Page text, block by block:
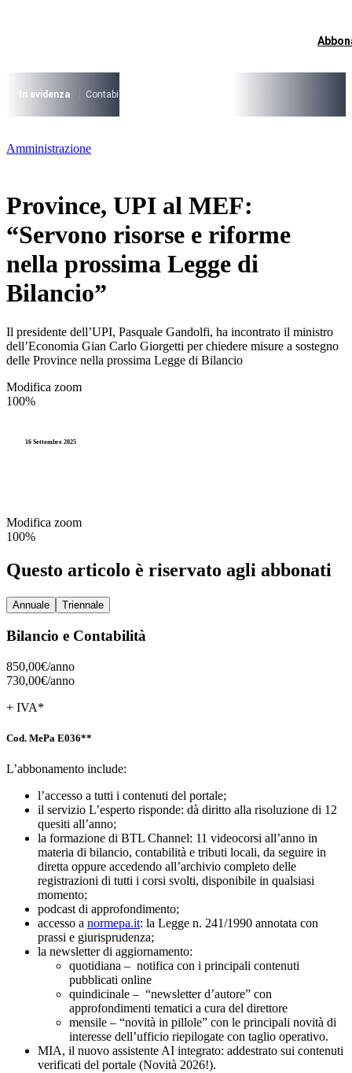
I più cercati
Lorem ipsum dolor sit amet consectetur
In evidenza Contabilità Accrual
Lorem ipsum dolor sit amet consectetur
Amministrazione
Province, UPI al MEF:
“Servono risorse e riforme
nella prossima Legge di
Bilancio”
Il presidente dell’UPI, Pasquale Gandolfi, ha incontrato il ministro
dell’Economia Gian Carlo Giorgetti per chiedere misure a sostegno
delle Province nella prossima Legge di Bilancio
Modifica zoom
100%
16 Settembre 2025
Modifica zoom
100%
Questo articolo è riservato agli abbonati
Annuale Triennale
Bilancio e Contabilità
850,00€/anno
730,00€/anno
+ IVA*
Cod. MePa E036**
L’abbonamento include:
l’accesso a tutti i contenuti del portale;
il servizio L’esperto risponde: dà diritto alla risoluzione di 12
quesiti all’anno;
la formazione di BTL Channel: 11 videocorsi all’anno in
materia di bilancio, contabilità e tributi locali, da seguire in
diretta oppure accedendo all’archivio completo delle
registrazioni di tutti i corsi svolti, disponibile in qualsiasi
momento;
podcast di approfondimento;
accesso a normepa.it: la Legge n. 241/1990 annotata con
prassi e giurisprudenza;
la newsletter di aggiornamento:
quotidiana – notifica con i principali contenuti
pubblicati online
quindicinale – “newsletter d’autore” con
approfondimenti tematici a cura del direttore
mensile – “novità in pillole” con le principali novità di
interesse dell’ufficio riepilogate con taglio operativo.
MIA, il nuovo assistente AI integrato: addestrato sui contenuti
verificati del portale (Novità 2026!).